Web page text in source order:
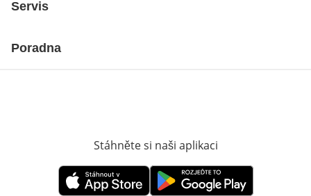
Servis
Poradna
Stáhněte si naši aplikaci